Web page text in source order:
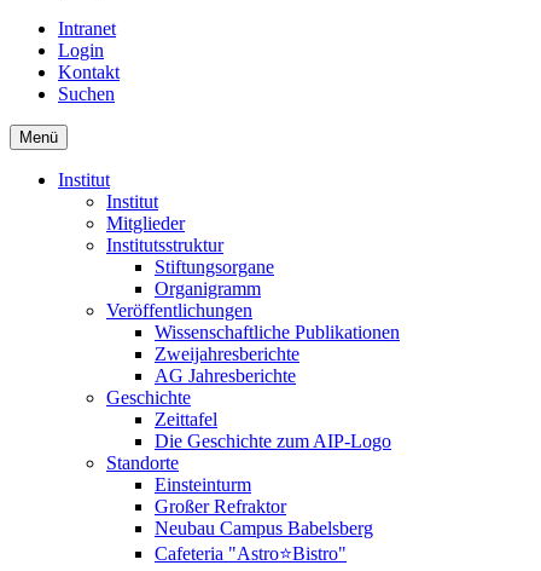
Intranet
Login
Kontakt
Suchen
Menü
Institut
Institut
Mitglieder
Institutsstruktur
Stiftungsorgane
Organigramm
Veröffentlichungen
Wissenschaftliche Publikationen
Zweijahresberichte
AG Jahresberichte
Geschichte
Zeittafel
Die Geschichte zum AIP-Logo
Standorte
Einsteinturm
Großer Refraktor
Neubau Campus Babelsberg
Cafeteria "Astro⭐Bistro"